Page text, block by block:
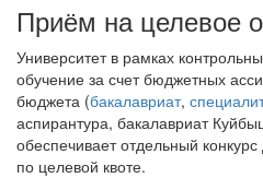
Приём на целевое
Университет в рамках
обучение за счет бюджетных
бюджета (бакалавриат,
аспирантура, бакалавриат
обеспечивает отдельный
по целевой квоте.